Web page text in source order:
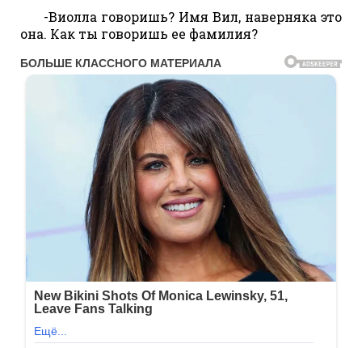
-Виолла говоришь? Имя Вил, наверняка это
она. Как ты говоришь ее фамилия?